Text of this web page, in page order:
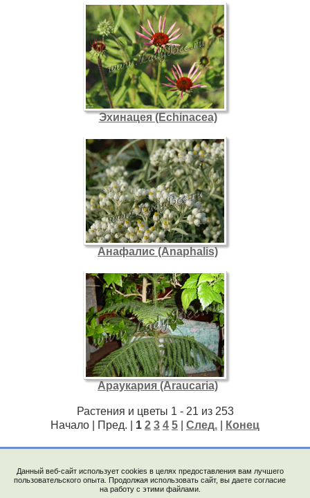
Данный веб-сайт использует cookies в целях предоставления вам лучшего
пользовательского опыта. Продолжая использовать сайт, вы даете согласие
на работу с этими файлами.
Эхинацея (Echinacea)
Анафалис (Anaphalis)
Араукария (Araucaria)
Растения и цветы 1 - 21 из 253
Начало | Пред. | 1 2 3 4 5 След. Конец